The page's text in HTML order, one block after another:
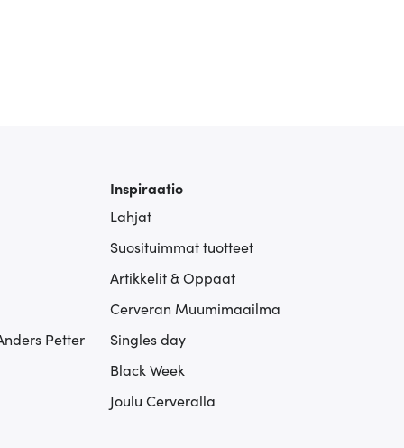
Petter
Inspiraatio
Lahjat
Suosituimmat tuotteet
Artikkelit & Oppaat
Cerveran Muumimaailma
Singles day
Black Week
Joulu Cerveralla